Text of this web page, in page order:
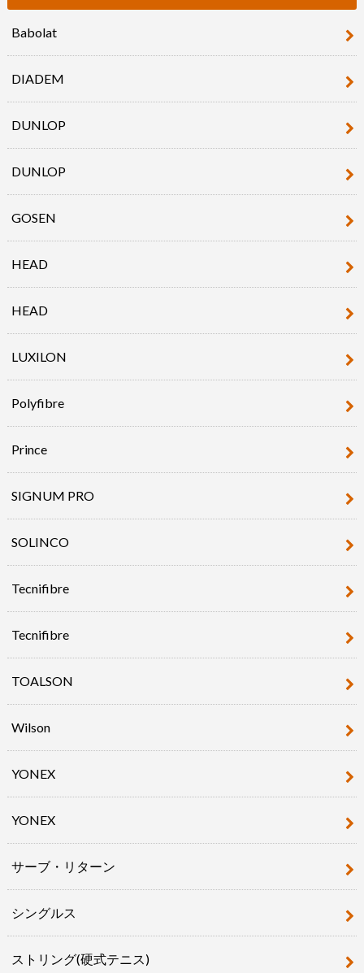
Babolat
DIADEM
DUNLOP
DUNLOP
GOSEN
HEAD
HEAD
LUXILON
Polyfibre
Prince
SIGNUM PRO
SOLINCO
Tecnifibre
Tecnifibre
TOALSON
Wilson
YONEX
YONEX
サーブ・リターン
シングルス
ストリング(硬式テニス)